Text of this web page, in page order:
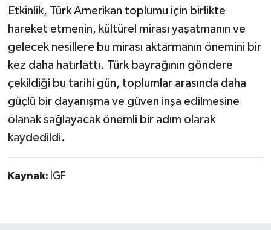
Etkinlik, Türk Amerikan toplumu için birlikte
hareket etmenin, kültürel mirası yaşatmanın ve
gelecek nesillere bu mirası aktarmanın önemini bir
kez daha hatırlattı. Türk bayrağının göndere
çekildiği bu tarihi gün, toplumlar arasında daha
güçlü bir dayanışma ve güven inşa edilmesine
olanak sağlayacak önemli bir adım olarak
kaydedildi.
Kaynak: İGF